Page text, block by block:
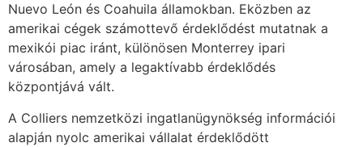
Nuevo León és Coahuila államokban. Eközben az
amerikai cégek számottevő érdeklődést mutatnak a
mexikói piac iránt, különösen Monterrey ipari
városában, amely a legaktívabb érdeklődés
központjává vált.
A Colliers nemzetközi ingatlanügynökség információi
alapján nyolc amerikai vállalat érdeklődött